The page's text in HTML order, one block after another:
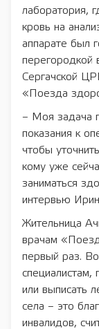
лаборатория,
кровь на
аппарате был
перегородкой
Сергачской
«Поезда
– Моя задача
показания к
чтобы
кому уже
заниматься
интервью
Жительница
врачам
первый раз.
специалистам,
или выписать
села – это
инвалидов,